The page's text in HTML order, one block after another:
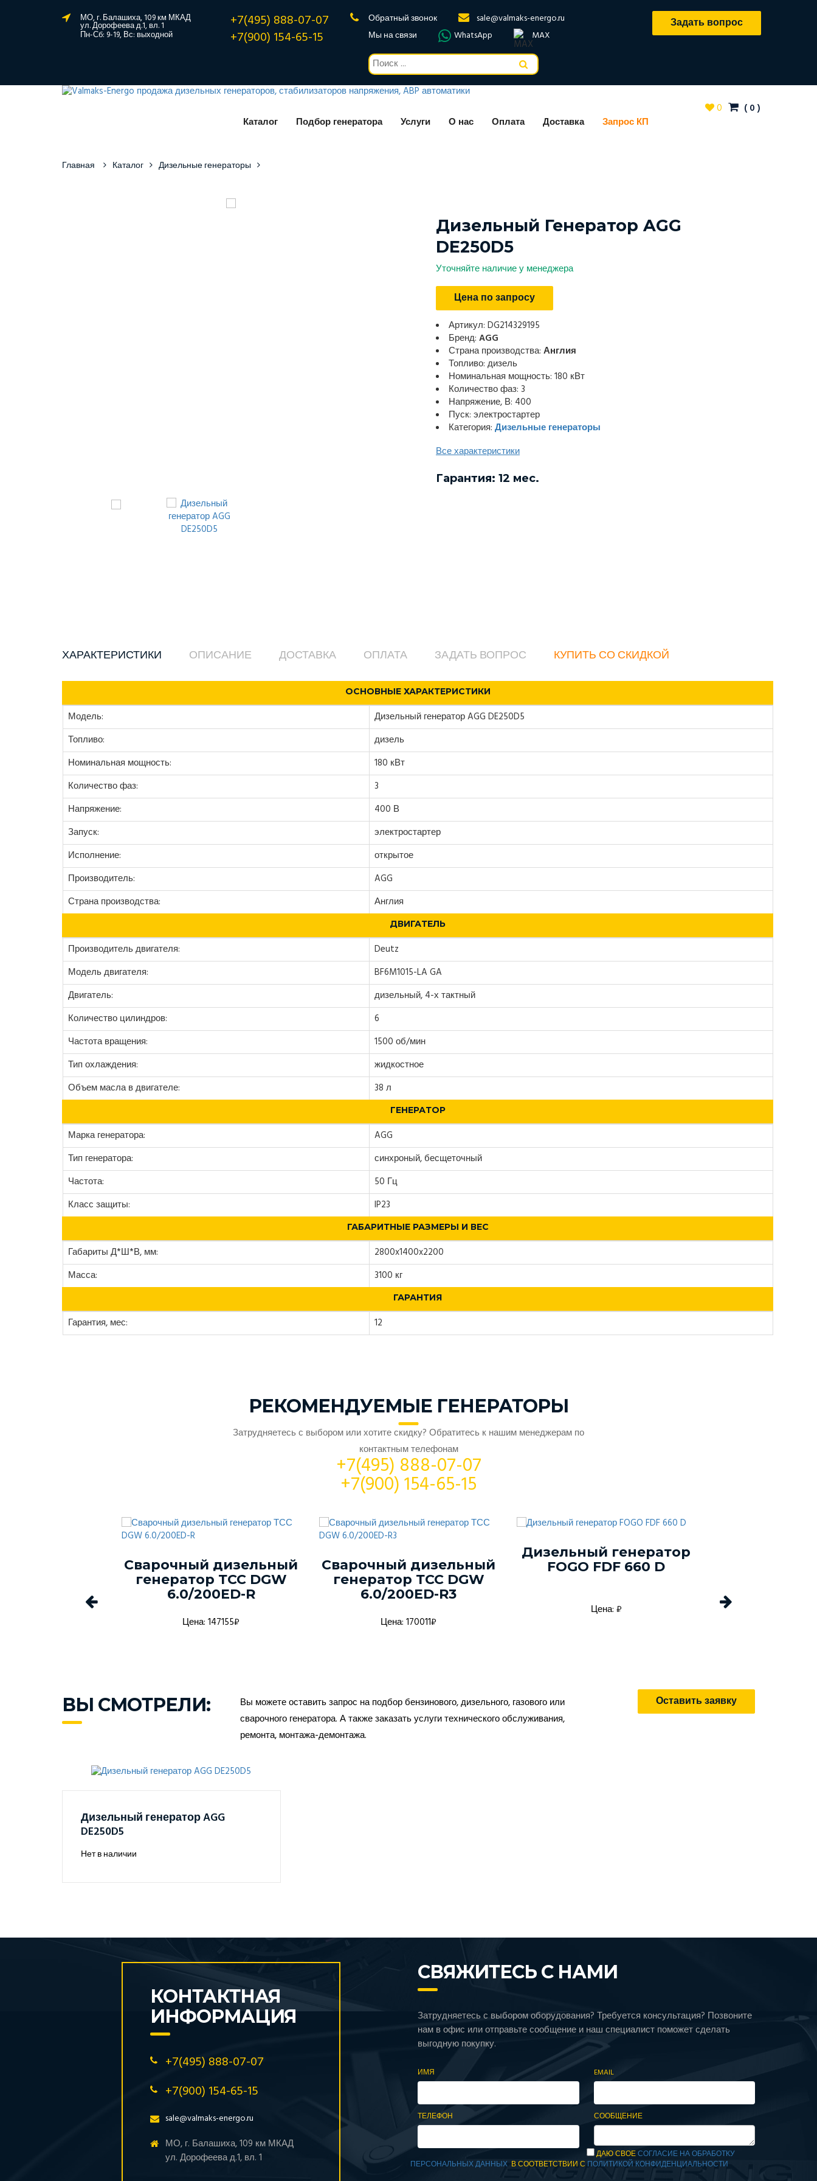
МО, г. Балашиха, 109 км МКАД
ул. Дорофеева д.1, вл. 1
Пн-Сб: 9-19, Вс: выходной
+7(495) 888-07-07
+7(900) 154-65-15
Обратный звонок
sale@valmaks-energo.ru
Мы на связи
WhatsApp MAX
Задать вопрос
Каталог Подбор генератора Услуги О нас Оплата Доставка Запрос КП
0 ( 0)
Главная Каталог Дизельные генераторы
Дизельный Генератор AGG
DE250D5
Уточняйте наличие у менеджера
Цена по запросу
Артикул: DG214329195
Бренд: AGG
Страна производства: Англия
Топливо: дизель
Номинальная мощность: 180 кВт
Количество фаз: 3
Напряжение, В: 400
Пуск: электростартер
Категория: Дизельные генераторы
Все характеристики
Гарантия: 12 мес.
ХАРАКТЕРИСТИКИ ОПИСАНИЕ ДОСТАВКА ОПЛАТА ЗАДАТЬ ВОПРОС КУПИТЬ СО СКИДКОЙ
ОСНОВНЫЕ ХАРАКТЕРИСТИКИ
Модель:
Дизельный генератор AGG DE250D5
Топливо:
дизель
Номинальная мощность:
180 кВт
Количество фаз:
3
Напряжение:
400 В
Запуск:
электростартер
Исполнение:
открытое
Производитель:
AGG
Страна производства:
Англия
ДВИГАТЕЛЬ
Производитель двигателя:
Deutz
Модель двигателя:
BF6M1015-LA GA
Двигатель:
дизельный, 4-х тактный
Количество цилиндров:
6
Частота вращения:
1500 об/мин
Тип охлаждения:
жидкостное
Объем масла в двигателе:
38 л
ГЕНЕРАТОР
Марка генератора:
AGG
Тип генератора:
синхроный, бесщеточный
Частота:
50 Гц
Класс защиты:
IP23
ГАБАРИТНЫЕ РАЗМЕРЫ И ВЕС
Габариты Д*Ш*В, мм:
2800x1400x2200
Масса:
3100 кг
ГАРАНТИЯ
Гарантия, мес: 12
РЕКОМЕНДУЕМЫЕ ГЕНЕРАТОРЫ
Затрудняетесь с выбором или хотите скидку? Обратитесь к нашим менеджерам по
контактным телефонам
+7(495) 888-07-07
+7(900) 154-65-15
Сварочный дизельный
генератор ТСС DGW
6.0/200ED-R
Цена: 147155₽
Сварочный дизельный
генератор ТСС DGW
6.0/200ED-R3
Цена: 170011₽
Дизельный генератор
FOGO FDF 660 D
Цена: ₽
ВЫ СМОТРЕЛИ:
Вы можете оставить запрос на подбор бензинового, дизельного, газового или
сварочного генератора. А также заказать услуги технического обслуживания,
ремонта, монтажа-демонтажа.
Оставить заявку
Дизельный генератор AGG
DE250D5
Нет в наличии
КОНТАКТНАЯ
ИНФОРМАЦИЯ
+7(495) 888-07-07
+7(900) 154-65-15
sale@valmaks-energo.ru
МО, г. Балашиха, 109 км МКАД
ул. Дорофеева д.1, вл. 1
СВЯЖИТЕСЬ С НАМИ
Затрудняетесь с выбором оборудования? Требуется консультация? Позвоните
нам в офис или отправьте сообщение и наш специалист поможет сделать
выгодную покупку.
ИМЯ EMAIL
ТЕЛЕФОН СООБЩЕНИЕ
ДАЮ СВОЕСОГЛАСИЕ НА ОБРАБОТКУ
ПЕРСОНАЛЬНЫХ ДАННЫХ В СООТВЕТСТВИИ С ПОЛИТИКОЙ КОНФИДЕНЦИАЛЬНОСТИ